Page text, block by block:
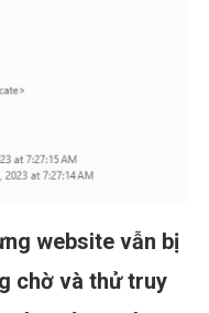
website vẫn bị
chờ và thử truy